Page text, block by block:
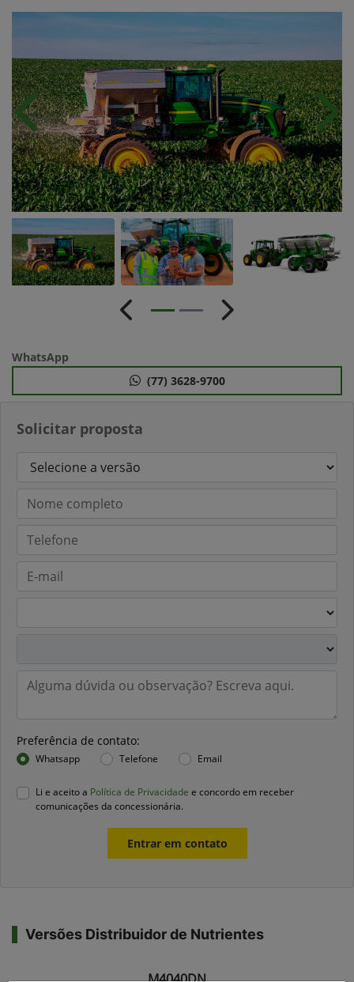
Solicitar proposta
Preferência de contato:
Whatsapp Telefone Email
Li e aceito a Política de Privacidade e concordo em receber
comunicações da concessionária.
Entrar em contato
Anterior
Anterior Próximo
WhatsApp
(77) 3628-9700
Versões Distribuidor de Nutrientes